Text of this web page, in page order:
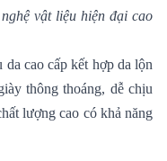
vật liệu hiện đại cao
cao cấp kết hợp da lộn
thông thoáng, dễ chịu
lượng cao có khả năng